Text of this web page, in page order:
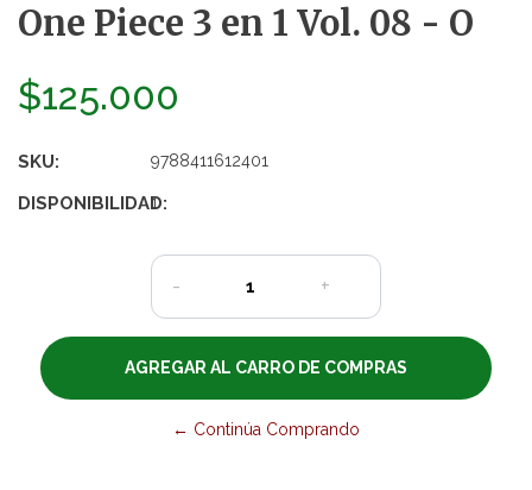
One Piece 3 en 1 Vol. 08 - O
$125.000
SKU: 9788411612401
DISPONIBILIDAD:
1
- +
← Continúa Comprando